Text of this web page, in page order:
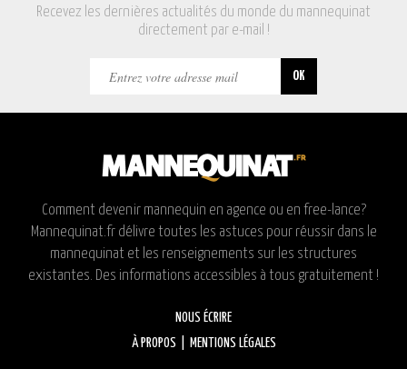
Recevez les dernières actualités du monde du mannequinat
directement par e-mail !
Comment devenir mannequin en agence ou en free-lance?
Mannequinat.fr délivre toutes les astuces pour réussir dans le
mannequinat et les renseignements sur les structures
existantes. Des informations accessibles à tous gratuitement !
NOUS ÉCRIRE
À PROPOS
MENTIONS LÉGALES